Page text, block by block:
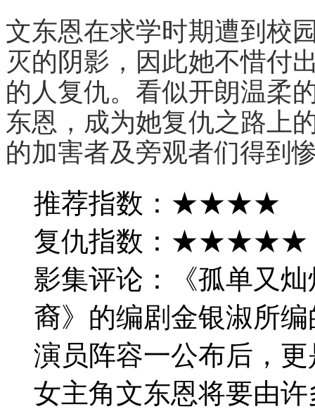
文东恩在求学时期遭到校
灭的阴影，因此她不惜付
的人复仇。看似开朗温柔
东恩，成为她复仇之路上
的加害者及旁观者们得到
推荐指数：★★★★
复仇指数：★★★★★
影集评论：《孤单又
裔》的编剧金银淑所
演员阵容一公布后，
女主角文东恩将要由